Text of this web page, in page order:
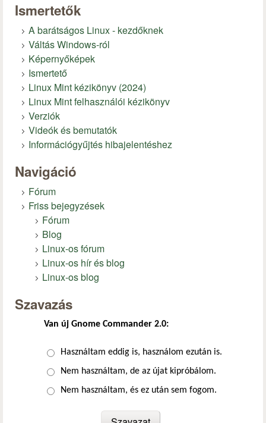
Ismertetők
A barátságos Linux - kezdőknek
Váltás Windows-ról
Képernyőképek
Ismertető
Linux Mint kézikönyv (2024)
Linux Mint felhasználói kézikönyv
Verziók
Videók és bemutatók
Információgyűjtés hibajelentéshez
Navigáció
Fórum
Friss bejegyzések
Fórum
Blog
Linux-os fórum
Linux-os hír és blog
Linux-os blog
Szavazás
Van új Gnome Commander 2.0:
Választások
Használtam eddig is, használom ezután is.
Nem használtam, de az újat kipróbálom.
Nem használtam, és ez után sem fogom.